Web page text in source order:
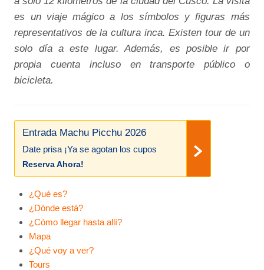
es un viaje mágico a los símbolos y figuras más
representativos de la cultura inca. Existen tour de un
solo día a este lugar. Además, es posible ir por
propia cuenta incluso en transporte público o
bicicleta.
Entrada Machu Picchu 2026
Date prisa ¡Ya se agotan los cupos
Reserva Ahora!
¿Qué es?
¿Dónde está?
¿Cómo llegar hasta allí?
Mapa
¿Qué voy a ver?
Tours